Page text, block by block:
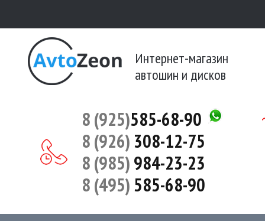
Интернет-магазин
автошин и дисков
8 (925)585-68-90
8 (926) 308-12-75
8 (985)984-23-23
8 (495)585-68-90